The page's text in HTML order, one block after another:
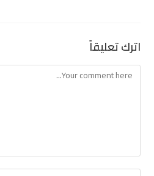
اترك تعليقاً